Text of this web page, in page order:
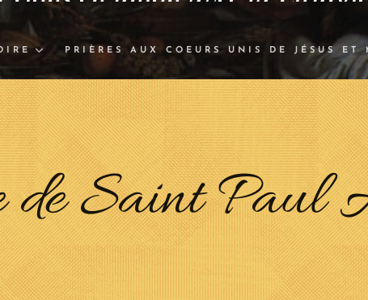
PRIÈRES AUX COEURS UNIS DE JÉSUS ET
Saint Paul